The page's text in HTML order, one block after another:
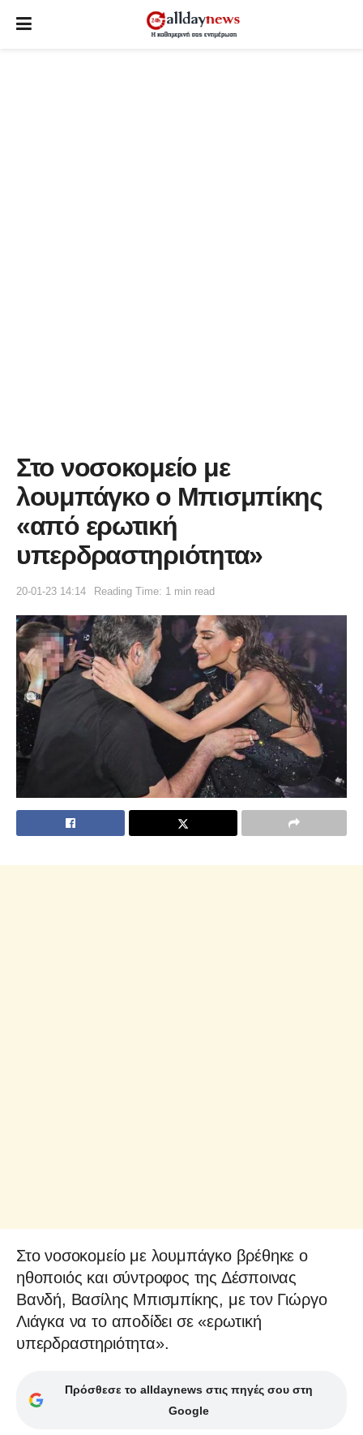
Στο νοσοκομείο με
λουμπάγκο ο Μπισμπίκης
«από ερωτική
υπερδραστηριότητα»
20-01-23 14:14 Reading Time: 1 min read
Στο νοσοκομείο με λουμπάγκο βρέθηκε ο
ηθοποιός και σύντροφος της Δέσποινας
Βανδή, Βασίλης Μπισμπίκης, με τον Γιώργο
Λιάγκα να το αποδίδει σε «ερωτική
υπερδραστηριότητα».
Πρόσθεσε το alldaynews στις πηγές σου στη
Google